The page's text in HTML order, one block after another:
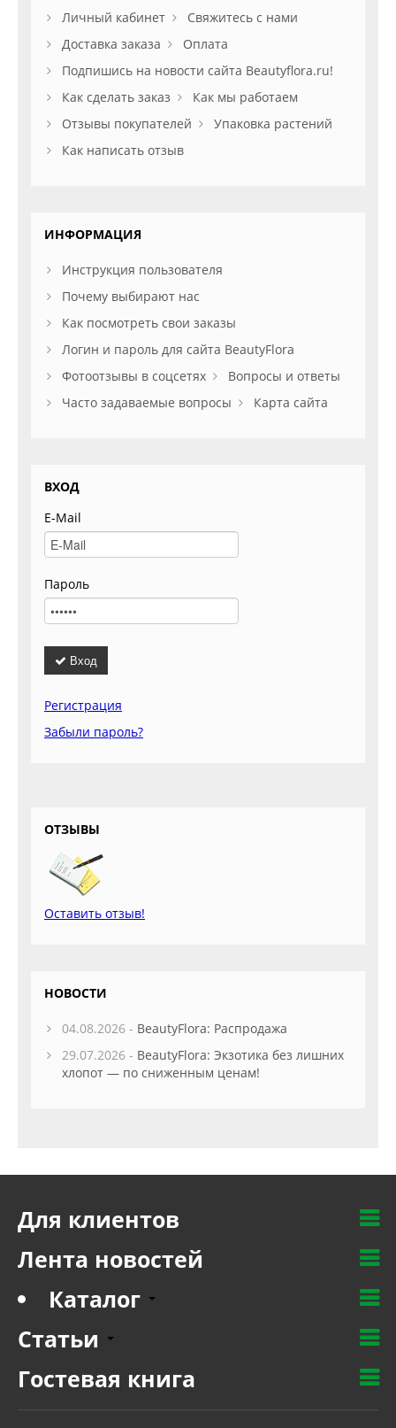
Личный кабинет
Свяжитесь с нами
Доставка заказа
Оплата
Подпишись на новости сайта Beautyflora.ru!
Как сделать заказ
Как мы работаем
Отзывы покупателей
Упаковка растений
Как написать отзыв
ИНФОРМАЦИЯ
Инструкция пользователя
Почему выбирают нас
Как посмотреть свои заказы
Логин и пароль для сайта BeautyFlora
Фотоотзывы в соцсетях
Вопросы и ответы
Часто задаваемые вопросы
Карта сайта
ВХОД
E-Mail
Пароль
Вход
Регистрация
Забыли пароль?
ОТЗЫВЫ
Оставить отзыв!
НОВОСТИ
04.08.2026 - BeautyFlora: Распродажа
29.07.2026 - BeautyFlora: Экзотика без лишних
хлопот — по сниженным ценам!
Для клиентов
Лента новостей
Каталог
Статьи
Гостевая книга